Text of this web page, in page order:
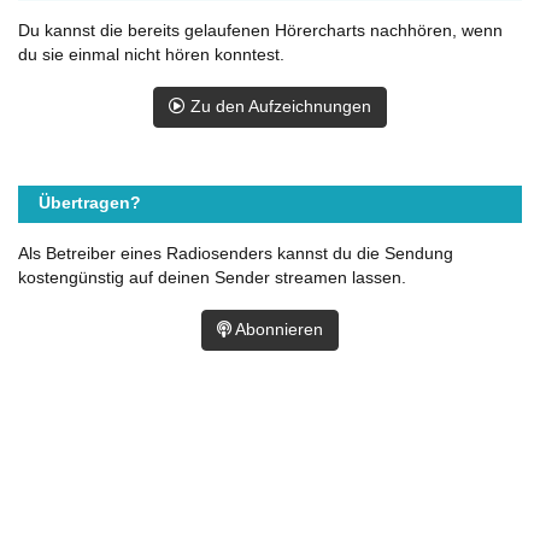
Du kannst die bereits gelaufenen Hörercharts nachhören, wenn
du sie einmal nicht hören konntest.
Zu den Aufzeichnungen
Übertragen?
Als Betreiber eines Radiosenders kannst du die Sendung
kostengünstig auf deinen Sender streamen lassen.
Abonnieren